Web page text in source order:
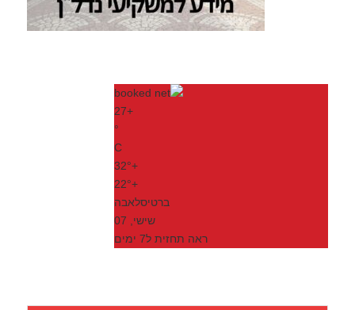
+
27
°
C
+
32°
+
22°
ברטיסלאבה
שישי, 07
ראה תחזית ל7 ימים